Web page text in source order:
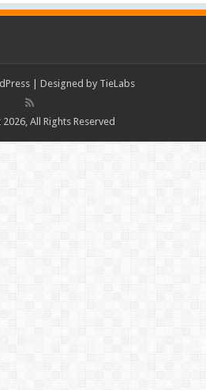
| Designed by TieLabs
All Rights Reserved